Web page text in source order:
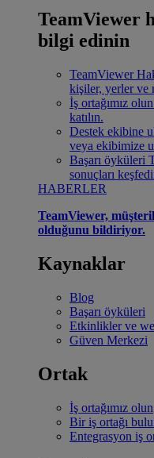
TeamViewer
bilgi edinin
TeamViewer
kişiler, yerler ve
İş ortağımız olun
katılın.
Destek ekibine
veya ekibimize
Başarı öyküleri
sonuçları
HABERLER
TeamViewer,
olduğunu bildiriyor.
Kaynaklar
Blog
Başarı öyküleri
Etkinlikler ve
Güven Merkezi
Ortak
İş ortağımız olun
Bir iş ortağı
Entegrasyon iş